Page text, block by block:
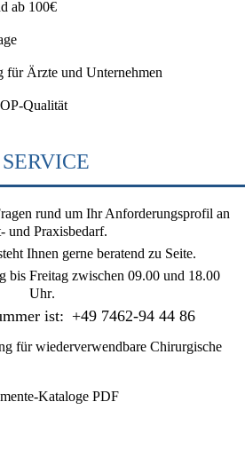
ab 100€
für Ärzte und Unternehmen
Qualität
SERVICE
rund um Ihr Anforderungsprofil an
und Praxisbedarf.
Ihnen gerne beratend zu Seite.
bis Freitag zwischen 09.00 und 18.00
Uhr.
ist: +49 7462-94 44 86
für wiederverwendbare Chirurgische
Kataloge PDF